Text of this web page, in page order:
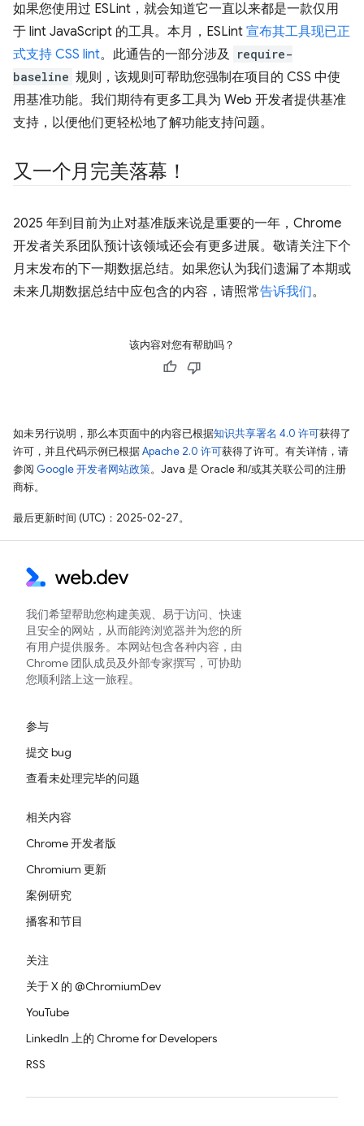
如果您使用过 ESLint，就会知道它一直以来都是一款仅用
于 lint JavaScript 的工具。本月，ESLint 宣布其工具现已正
式支持 CSS lint。此通告的一部分涉及 require-
baseline 规则，该规则可帮助您强制在项目的 CSS 中使
用基准功能。我们期待有更多工具为 Web 开发者提供基准
支持，以便他们更轻松地了解功能支持问题。
又一个月完美落幕！
2025 年到目前为止对基准版来说是重要的一年，Chrome
开发者关系团队预计该领域还会有更多进展。敬请关注下个
月末发布的下一期数据总结。如果您认为我们遗漏了本期或
未来几期数据总结中应包含的内容，请照常告诉我们。
该内容对您有帮助吗？
如未另行说明，那么本页面中的内容已根据知识共享署名 4.0 许可获得了
许可，并且代码示例已根据Apache 2.0 许可获得了许可。有关详情，请
参阅 Google 开发者网站政策。Java 是 Oracle 和/或其关联公司的注册
商标。
最后更新时间 (UTC)：2025-02-27。
我们希望帮助您构建美观、易于访问、快速
且安全的网站，从而能跨浏览器并为您的所
有用户提供服务。本网站包含各种内容，由
Chrome 团队成员及外部专家撰写，可协助
您顺利踏上这一旅程。
参与
提交 bug
查看未处理完毕的问题
相关内容
Chrome 开发者版
Chromium 更新
案例研究
播客和节目
关注
关于 X 的 @ChromiumDev
YouTube
LinkedIn 上的 Chrome for Developers
RSS